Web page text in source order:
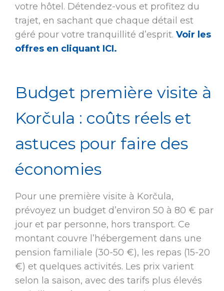
votre hôtel. Détendez-vous et profitez du
trajet, en sachant que chaque détail est
géré pour votre tranquillité d’esprit. Voir les
offres en cliquant ICI.
Budget première visite à
Korčula : coûts réels et
astuces pour faire des
économies
Pour une première visite à Korčula,
prévoyez un budget d’environ 50 à 80 € par
jour et par personne, hors transport. Ce
montant couvre l’hébergement dans une
pension familiale (30-50 €), les repas (15-20
€) et quelques activités. Les prix varient
selon la saison, avec des tarifs plus élevés